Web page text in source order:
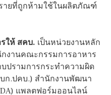
ายที่ถูกห้ามใช้ในผลิตภัณฑ์
ให้ สคบ. เป็นหน่วยงานหลัก
งานคณะกรรมการอาหาร
ปรามการกระทำความผิด
ก.ปคบ.) สำนักงานพัฒนา
แพลตฟอร์มออนไลน์